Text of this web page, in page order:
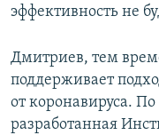
эффективность не
Дмитриев, тем
поддерживает
от коронавируса.
разработанная